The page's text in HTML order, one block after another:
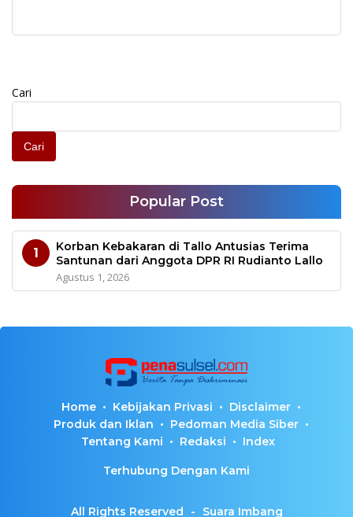
Cari
Cari
Popular Post
1
Korban Kebakaran di Tallo Antusias Terima
Santunan dari Anggota DPR RI Rudianto Lallo
Agustus 1, 2026
Home Kebijakan Privasi
Disclaimer
Produk dan Iklan
Pedoman Media Siber
Tentang Kami
Redaksi Index
Terhubung Dengan Kami
All Rights Reserved - Suara Imbang